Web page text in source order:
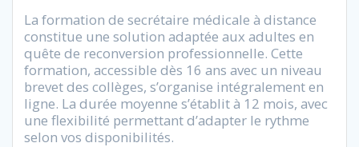
La formation de secrétaire médicale à distance
constitue une solution adaptée aux adultes en
quête de reconversion professionnelle. Cette
formation, accessible dès 16 ans avec un niveau
brevet des collèges, s’organise intégralement en
ligne. La durée moyenne s’établit à 12 mois, avec
une flexibilité permettant d’adapter le rythme
selon vos disponibilités.